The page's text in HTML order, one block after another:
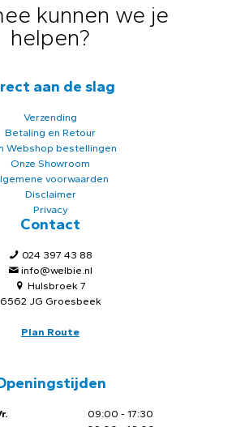
kunnen we je
helpen?
aan de slag
Verzending
Betaling en Retour
Webshop bestellingen
Onze Showroom
voorwaarden
Disclaimer
Privacy
Contact
024 397 43 88
info@welbie.nl
Hulsbroek 7
6562 JG Groesbeek
Plan Route
09:00 - 17:30